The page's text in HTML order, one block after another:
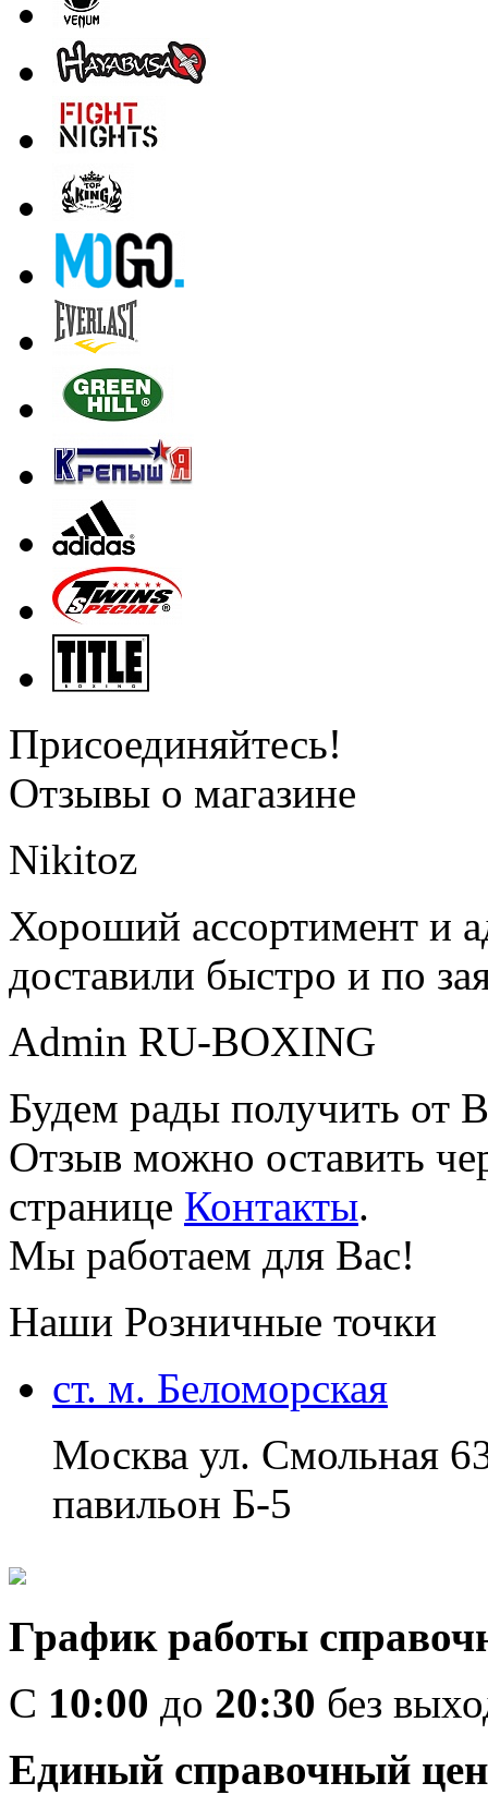
Присоединяйтесь!
Отзывы о магазине
Nikitoz
Хороший ассортимент и
доставили быстро и по
Admin RU-BOXING
Будем рады получить от
Отзыв можно оставить
странице Контакты.
Мы работаем для Вас!
Наши Розничные точки
ст. м. Беломорская
Москва ул. Смольная
павильон Б-5
График работы
C 10:00 до 20:30 без
Единый справочный